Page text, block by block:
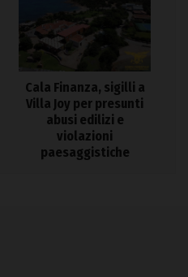
Cala Finanza, sigilli a
Villa Joy per presunti
abusi edilizi e
violazioni
paesaggistiche